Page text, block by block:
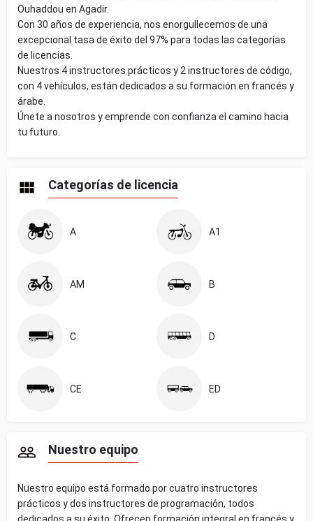
Ouhaddou en Agadir.
Con 30 años de experiencia, nos enorgullecemos de una
excepcional tasa de éxito del 97% para todas las categorías
de licencias.
Nuestros 4 instructores prácticos y 2 instructores de código,
con 4 vehículos, están dedicados a su formación en francés y
árabe.
Únete a nosotros y emprende con confianza el camino hacia
tu futuro.
Categorías de licencia
A A1
AM B
C D
CE ED
Nuestro equipo
Nuestro equipo está formado por cuatro instructores
prácticos y dos instructores de programación, todos